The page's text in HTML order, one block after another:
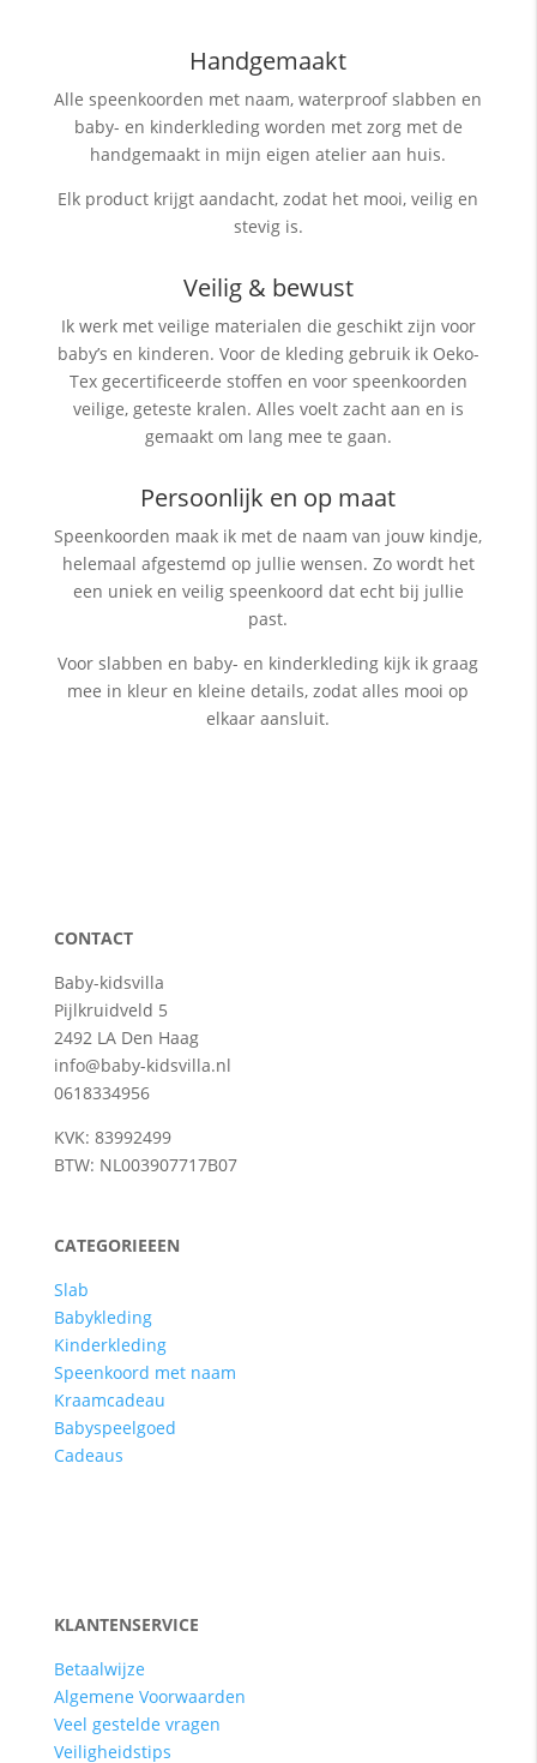
Handgemaakt
Alle speenkoorden met naam, waterproof slabbenen
baby- en kinderkleding worden met zorg met de
handgemaakt in mijn eigen atelier aan huis.
Elk product krijgt aandacht, zodat het mooi, veilig en
stevig is.
Veilig & bewust
Ik werk met veilige materialen die geschikt zijn voor
baby’s en kinderen. Voor de kleding gebruik ik Oeko-
Tex gecertificeerde stoffen en voor speenkoorden
veilige, geteste kralen. Alles voelt zacht aan en is
gemaakt om lang mee te gaan.
Persoonlijk en op maat
Speenkoorden maak ik met de naam van jouw kindje,
helemaal afgestemd op jullie wensen. Zo wordt het
een uniek en veilig speenkoord dat echt bij jullie
past.
Voor slabben en baby- en kinderkleding kijk ik graag
mee in kleur en kleine details, zodat alles mooi op
elkaar aansluit.
CONTACT
Baby-kidsvilla
Pijlkruidveld 5
2492 LA Den Haag
info@baby-kidsvilla.nl
0618334956
KVK: 83992499
BTW: NL003907717B07
CATEGORIEEEN
Slab
Babykleding
Kinderkleding
Speenkoord met naam
Kraamcadeau
Babyspeelgoed
Cadeaus
KLANTENSERVICE
Betaalwijze
Algemene Voorwaarden
Veel gestelde vragen
Veiligheidstips